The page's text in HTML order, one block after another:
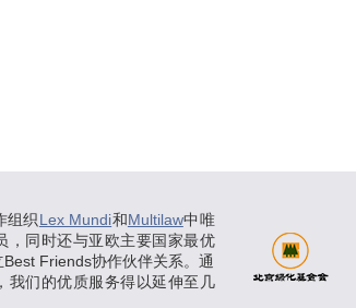
组织Lex Mundi和Multilaw中唯
，同时还与亚欧主要国家最优
Friends协作伙伴关系。通
我们的优质服务得以延伸至几